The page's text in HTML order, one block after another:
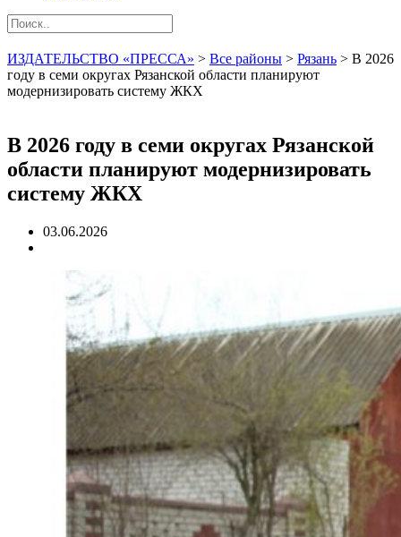
ИЗДАТЕЛЬСТВО «ПРЕССА» > Все районы > Рязань > В 2026
году в семи округах Рязанской области планируют
модернизировать систему ЖКХ
В 2026 году в семи округах Рязанской
области планируют модернизировать
систему ЖКХ
03.06.2026